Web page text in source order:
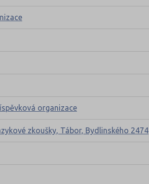
organizace
zkoušky, Tábor, Bydlinského 2474